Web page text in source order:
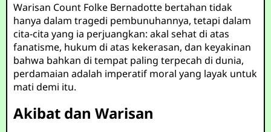
Warisan Count Folke Bernadotte bertahan tidak
hanya dalam tragedi pembunuhannya, tetapi dalam
cita-cita yang ia perjuangkan: akal sehat di atas
fanatisme, hukum di atas kekerasan, dan keyakinan
bahwa bahkan di tempat paling terpecah di dunia,
perdamaian adalah imperatif moral yang layak untuk
mati demi itu.
Akibat dan Warisan